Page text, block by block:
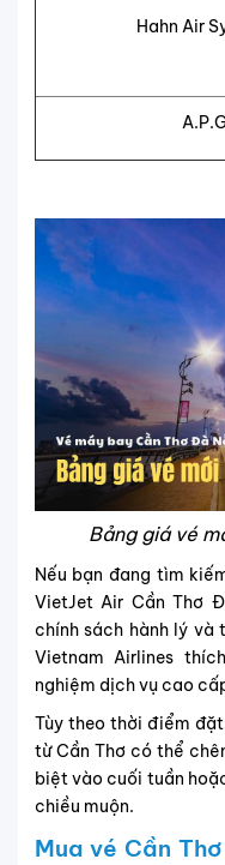
Hahn Air
Bảng giá vé
Nếu bạn đang tìm
VietJet Air Cần Thơ
chính sách hành lý
Vietnam Airlines
nghiệm dịch vụ cao
Tùy theo thời điểm
từ Cần Thơ có thể
biệt vào cuối tuần
chiều muộn.
Mua vé Cần